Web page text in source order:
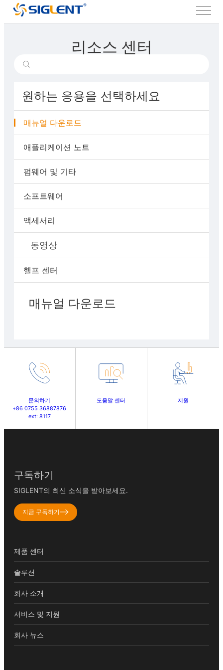
리소스 센터
원하는 응용을 선택하세요
매뉴얼 다운로드
애플리케이션 노트
펌웨어 및 기타
소프트웨어
액세서리
동영상
헬프 센터
매뉴얼 다운로드
문의하기
+86 0755 36887876
ext: 8117
도움말 센터 지원
구독하기
SIGLENT의 최신 소식을 받아보세요.
지금 구독하기
제품 센터
솔루션
회사 소개
서비스 및 지원
회사 뉴스